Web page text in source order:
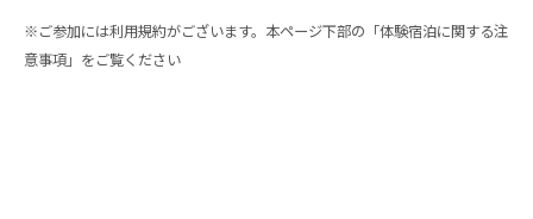
※ご参加には利用規約がございます。本ページ下部の「体験宿泊に関する注
意事項」をご覧ください